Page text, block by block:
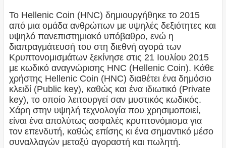
Το Hellenic Coin (HNC) δημιουργήθηκε το 2015
από μια ομάδα ανθρώπων με υψηλές δεξιότητες και
υψηλό πανεπιστημιακό υπόβαθρο, ενώ η
διαπραγμάτευσή του στη διεθνή αγορά των
Κρυπτονομισμάτων ξεκίνησε στις 21 Ιουλίου 2015
με κωδικό αναγνώρισης HNC (Hellenic Coin). Κάθε
χρήστης Hellenic Coin (HNC) διαθέτει ένα δημόσιο
κλειδί (Public key), καθώς και ένα ιδιωτικό (Private
key), το οποίο λειτουργεί σαν μυστικός κωδικός.
Χάρη στην υψηλή τεχνολογία που χρησιμοποιεί,
είναι ένα απολύτως ασφαλές κρυπτονόμισμα για
τον επενδυτή, καθώς επίσης κι ένα σημαντικό μέσο
συναλλαγών μεταξύ αγοραστή και πωλητή.